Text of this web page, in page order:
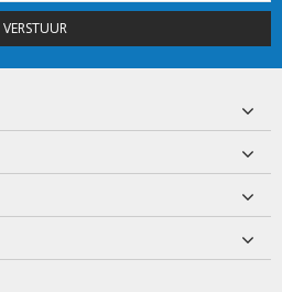
VERSTUUR